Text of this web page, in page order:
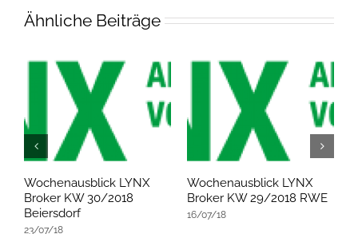
Ähnliche Beiträge
Wochenausblick LYNX
Broker KW 30/2018
Beiersdorf
23/07/18
Wochenausblick LYNX
Broker KW 29/2018 RWE
16/07/18